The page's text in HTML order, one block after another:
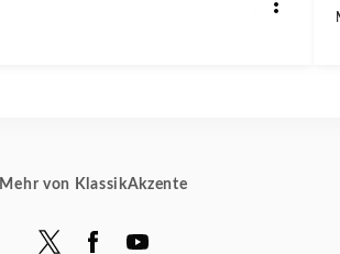
Mehr von KlassikAkzente